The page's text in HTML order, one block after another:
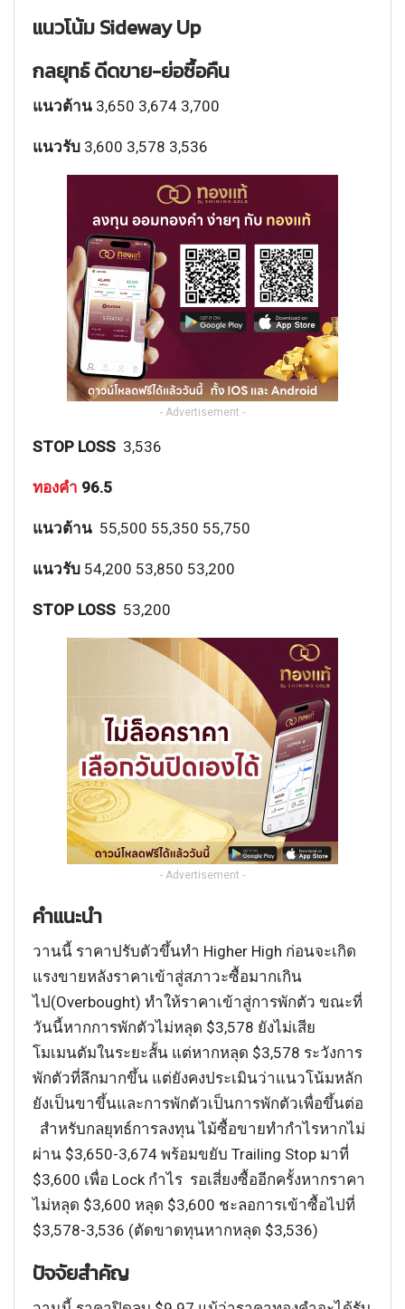
แนวโน้มSideway Up
กลยุทธ์ดีดขาย-ย่อซื้อคืน
แนวต้าน 3,650 3,674 3,700
แนวรับ 3,600 3,578 3,536
- Advertisement -
STOP LOSS 3,536
ทองคำ 96.5
แนวต้าน 55,500 55,350 55,750
แนวรับ 54,200 53,850 53,200
STOP LOSS 53,200
- Advertisement -
คำแนะนำ
วานนี้ ราคาปรับตัวขึ้นทำ Higher High ก่อนจะเกิด
แรงขายหลังราคาเข้าสู่สภาวะซื้อมากเกิน
ไป(Overbought) ทำให้ราคาเข้าสู่การพักตัว ขณะที่
วันนี้หากการพักตัวไม่หลุด $3,578 ยังไม่เสีย
โมเมนตัมในระยะสั้น แต่หากหลุด $3,578 ระวังการ
พักตัวที่ลึกมากขึ้น แต่ยังคงประเมินว่าแนวโน้มหลัก
ยังเป็นขาขึ้นและการพักตัวเป็นการพักตัวเพื่อขึ้นต่อ
สำหรับกลยุทธ์การลงทุน ไม้ซื้อขายทำกำไรหากไม่
ผ่าน $3,650-3,674 พร้อมขยับ Trailing Stop มาที่
$3,600 เพื่อ Lock กำไร รอเสี่ยงซื้ออีกครั้งหากราคา
ไม่หลุด $3,600 หลุด $3,600 ชะลอการเข้าซื้อไปที่
$3,578-3,536 (ตัดขาดทุนหากหลุด $3,536)
ปัจจัยสำคัญ